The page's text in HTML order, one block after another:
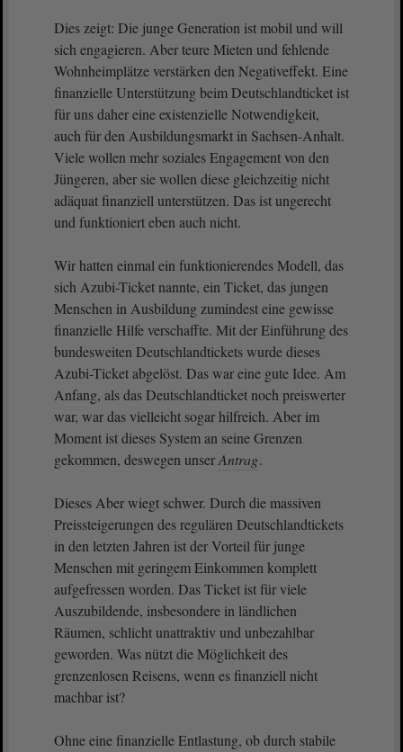
Dies zeigt: Die junge Generation ist mobil und will
sich engagieren. Aber teure Mieten und fehlende
Wohnheimplätze verstärken den Negativeffekt. Eine
finanzielle Unterstützung beim Deutschlandticket ist
für uns daher eine existenzielle Notwendigkeit,
auch für den Ausbildungsmarkt in Sachsen-Anhalt.
Viele wollen mehr soziales Engagement von den
Jüngeren, aber sie wollen diese gleichzeitig nicht
adäquat finanziell unterstützen. Das ist ungerecht
und funktioniert eben auch nicht.
Wir hatten einmal ein funktionierendes Modell, das
sich Azubi-Ticket nannte, ein Ticket, das jungen
Menschen in Ausbildung zumindest eine gewisse
finanzielle Hilfe verschaffte. Mit der Einführung des
bundesweiten Deutschlandtickets wurde dieses
Azubi-Ticket abgelöst. Das war eine gute Idee. Am
Anfang, als das Deutschlandticket noch preiswerter
war, war das vielleicht sogar hilfreich. Aber im
Moment ist dieses System an seine Grenzen
gekommen, deswegen unserAntrag.
Dieses Aber wiegt schwer. Durch die massiven
Preissteigerungen des regulären Deutschlandtickets
in den letzten Jahren ist der Vorteil für junge
Menschen mit geringem Einkommen komplett
aufgefressen worden. Das Ticket ist für viele
Auszubildende, insbesondere in ländlichen
Räumen, schlicht unattraktiv und unbezahlbar
geworden. Was nützt die Möglichkeit des
grenzenlosen Reisens, wenn es finanziell nicht
machbar ist?
Ohne eine finanzielle Entlastung, ob durch stabile